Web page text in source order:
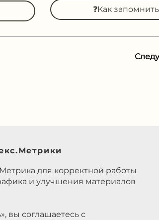
❓Как
для корректной работы
и улучшения материалов
вы соглашаетесь с